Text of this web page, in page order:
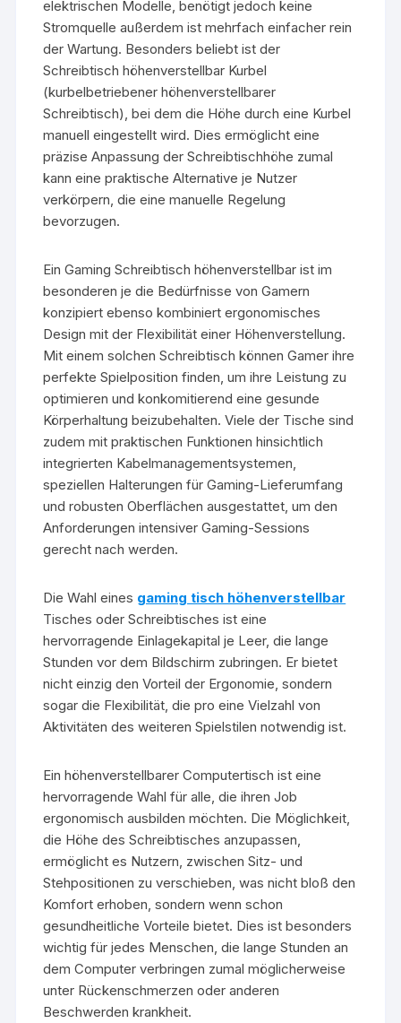
elektrischen Modelle, benötigt jedoch keine
Stromquelle außerdem ist mehrfach einfacher rein
der Wartung. Besonders beliebt ist der
Schreibtisch höhenverstellbar Kurbel
(kurbelbetriebener höhenverstellbarer
Schreibtisch), bei dem die Höhe durch eine Kurbel
manuell eingestellt wird. Dies ermöglicht eine
präzise Anpassung der Schreibtischhöhe zumal
kann eine praktische Alternative je Nutzer
verkörpern, die eine manuelle Regelung
bevorzugen.
Ein Gaming Schreibtisch höhenverstellbar ist im
besonderen je die Bedürfnisse von Gamern
konzipiert ebenso kombiniert ergonomisches
Design mit der Flexibilität einer Höhenverstellung.
Mit einem solchen Schreibtisch können Gamer ihre
perfekte Spielposition finden, um ihre Leistung zu
optimieren und konkomitierend eine gesunde
Körperhaltung beizubehalten. Viele der Tische sind
zudem mit praktischen Funktionen hinsichtlich
integrierten Kabelmanagementsystemen,
speziellen Halterungen für Gaming-Lieferumfang
und robusten Oberflächen ausgestattet, um den
Anforderungen intensiver Gaming-Sessions
gerecht nach werden.
Die Wahl eines gaming tisch höhenverstellbar
Tisches oder Schreibtisches ist eine
hervorragende Einlagekapital je Leer, die lange
Stunden vor dem Bildschirm zubringen. Er bietet
nicht einzig den Vorteil der Ergonomie, sondern
sogar die Flexibilität, die pro eine Vielzahl von
Aktivitäten des weiteren Spielstilen notwendig ist.
Ein höhenverstellbarer Computertisch ist eine
hervorragende Wahl für alle, die ihren Job
ergonomisch ausbilden möchten. Die Möglichkeit,
die Höhe des Schreibtisches anzupassen,
ermöglicht es Nutzern, zwischen Sitz- und
Stehpositionen zu verschieben, was nicht bloß den
Komfort erhoben, sondern wenn schon
gesundheitliche Vorteile bietet. Dies ist besonders
wichtig für jedes Menschen, die lange Stunden an
dem Computer verbringen zumal möglicherweise
unter Rückenschmerzen oder anderen
Beschwerden krankheit.